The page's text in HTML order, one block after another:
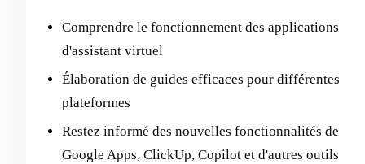
Comprendre le fonctionnement des applications
d'assistant virtuel
Élaboration de guides efficaces pour différentes
plateformes
Restez informé des nouvelles fonctionnalités de
Google Apps, ClickUp, Copilot et d'autres outils